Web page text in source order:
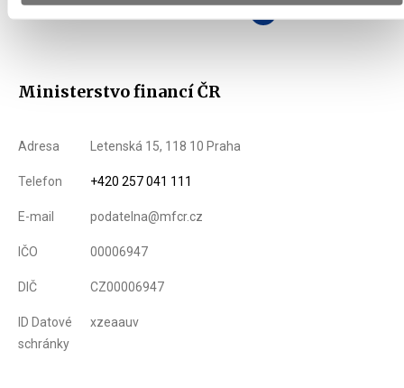
Ministerstvo financí ČR
Adresa Letenská 15, 118 10 Praha
Telefon +420 257 041 111
E-mail podatelna@mfcr.cz
IČO 00006947
DIČ CZ00006947
ID Datové
schránky
xzeaauv